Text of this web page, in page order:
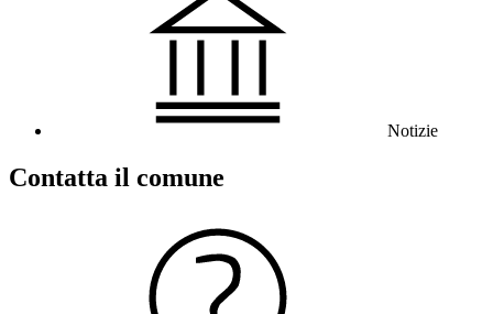
Notizie
Contatta il comune